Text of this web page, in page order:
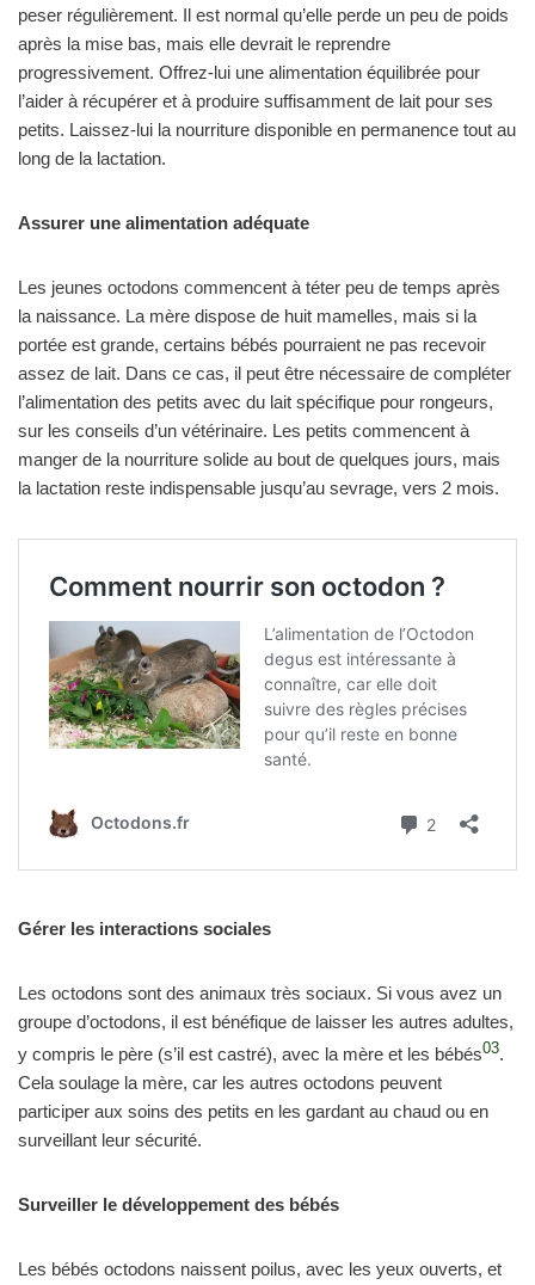
peser régulièrement. Il est normal qu’elle perde un peu de poids
après la mise bas, mais elle devrait le reprendre
progressivement. Offrez-lui une alimentation équilibrée pour
l’aider à récupérer et à produire suffisamment de lait pour ses
petits. Laissez-lui la nourriture disponible en permanence tout au
long de la lactation.
Assurer une alimentation adéquate
Les jeunes octodons commencent à téter peu de temps après
la naissance. La mère dispose de huit mamelles, mais si la
portée est grande, certains bébés pourraient ne pas recevoir
assez de lait. Dans ce cas, il peut être nécessaire de compléter
l’alimentation des petits avec du lait spécifique pour rongeurs,
sur les conseils d’un vétérinaire. Les petits commencent à
manger de la nourriture solide au bout de quelques jours, mais
la lactation reste indispensable jusqu’au sevrage, vers 2 mois.
Gérer les interactions sociales
Les octodons sont des animaux très sociaux. Si vous avez un
groupe d’octodons, il est bénéfique de laisser les autres adultes,
y compris le père (s’il est castré), avec la mère et les bébés03.
Cela soulage la mère, car les autres octodons peuvent
participer aux soins des petits en les gardant au chaud ou en
surveillant leur sécurité.
Surveiller le développement des bébés
Les bébés octodons naissent poilus, avec les yeux ouverts, et